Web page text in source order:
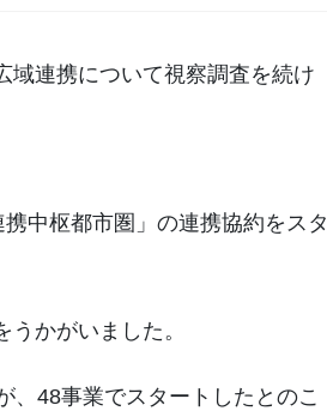
域連携について視察調査を続け
中枢都市圏」の連携協約をスタ
かがいました。
、48事業でスタートしたとのこ